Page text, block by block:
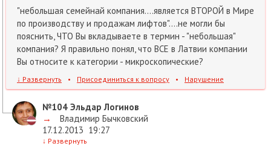
"небольшая семейнай компания....является ВТОРОЙ в Мире
по производству и продажам лифтов"....не могли бы
пояснить, ЧТО Вы вкладываете в термин - "небольшая"
компания? Я правильно понял, что ВСЕ в Латвии компании
Вы относите к категории - микроскопические?
↓ Развернуть • Присоединиться к вопросу • Нарушение
№104 Эльдар Логинов
→
Владимир Бычковский
17.12.2013 19:27
↓ Развернуть